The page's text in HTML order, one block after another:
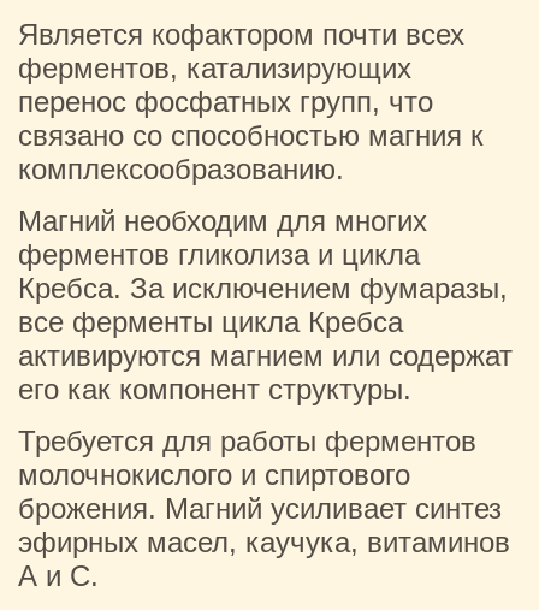
Является кофактором почти всех
ферментов, катализирующих
перенос фосфатных групп, что
связано со способностью магния к
комплексообразованию.
Магний необходим для многих
ферментов гликолиза и цикла
Кребса. За исключением фумаразы,
все ферменты цикла Кребса
активируются магнием или содержат
его как компонент структуры.
Требуется для работы ферментов
молочнокислого и спиртового
брожения. Магний усиливает синтез
эфирных масел, каучука, витаминов
А и С.